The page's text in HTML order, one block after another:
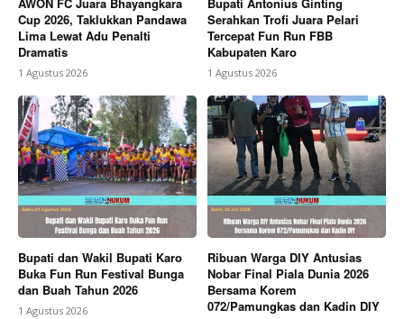
Cup 2026, Taklukkan Pandawa
Lima Lewat Adu Penalti
Dramatis
1 Agustus 2026
Serahkan Trofi Juara Pelari
Tercepat Fun Run FBB
Kabupaten Karo
1 Agustus 2026
Bupati dan Wakil Bupati Karo
Buka Fun Run Festival Bunga
dan Buah Tahun 2026
1 Agustus 2026
Ribuan Warga DIY Antusias
Nobar Final Piala Dunia 2026
Bersama Korem
072/Pamungkas dan Kadin DIY